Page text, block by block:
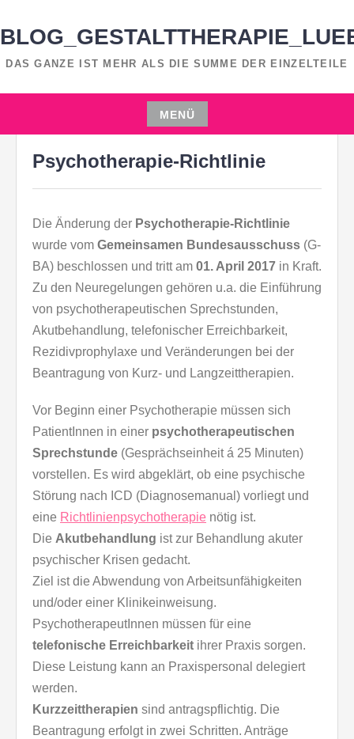
Inhalt
DAS GANZE IST MEHR ALS DIE SUMME DER EINZELTEILE
MENÜ
Zum
Inhalt
MOON STEGK
Psychotherapie-Richtlinie
Die Änderung der Psychotherapie-Richtlinie
wurde vom Gemeinsamen Bundesausschuss (G-
BA) beschlossen und tritt am 01. April 2017 in Kraft.
Zu den Neuregelungen gehören u.a. die Einführung
von psychotherapeutischen Sprechstunden,
Akutbehandlung, telefonischer Erreichbarkeit,
Rezidivprophylaxe und Veränderungen bei der
Beantragung von Kurz- und Langzeittherapien.
Vor Beginn einer Psychotherapie müssen sich
PatientInnen in einer psychotherapeutischen
Sprechstunde (Gesprächseinheit á 25 Minuten)
vorstellen. Es wird abgeklärt, ob eine psychische
Störung nach ICD (Diagnosemanual) vorliegt und
eine Richtlinienpsychotherapie nötig ist.
Die Akutbehandlung ist zur Behandlung akuter
psychischer Krisen gedacht.
Ziel ist die Abwendung von Arbeitsunfähigkeiten
und/oder einer Klinikeinweisung.
PsychotherapeutInnen müssen für eine
telefonische Erreichbarkeit ihrer Praxis sorgen.
Diese Leistung kann an Praxispersonal delegiert
werden.
Kurzzeittherapien sind antragspflichtig. Die
Beantragung erfolgt in zwei Schritten. Anträge